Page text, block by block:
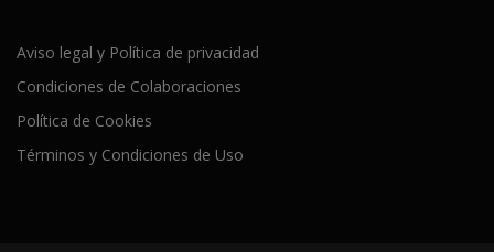
Aviso legal y Política de privacidad
Condiciones de Colaboraciones
Política de Cookies
Términos y Condiciones de Uso